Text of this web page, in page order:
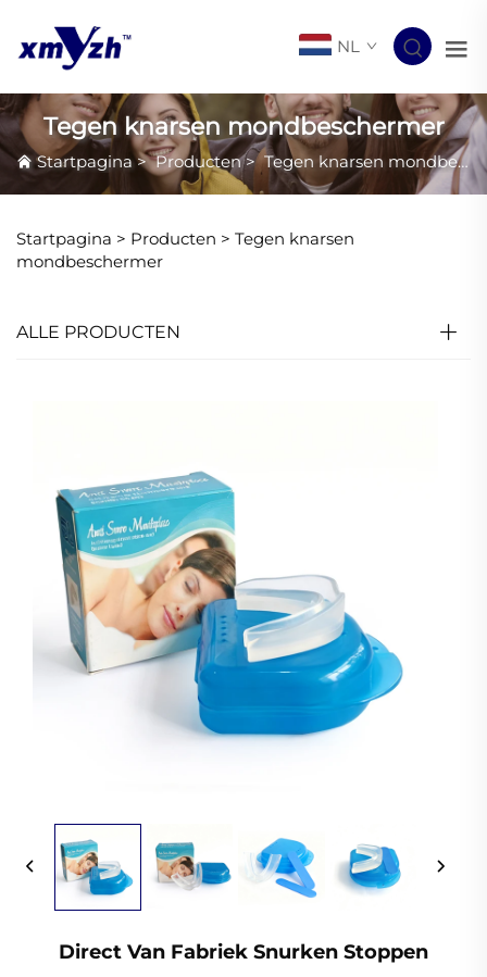
NL
Tegen knarsen mondbeschermer
Startpagina>Producten>Tegen knarsen mondbeschermer
Startpagina > Producten > Tegen knarsen
mondbeschermer
ALLE PRODUCTEN
Direct Van Fabriek Snurken Stoppen